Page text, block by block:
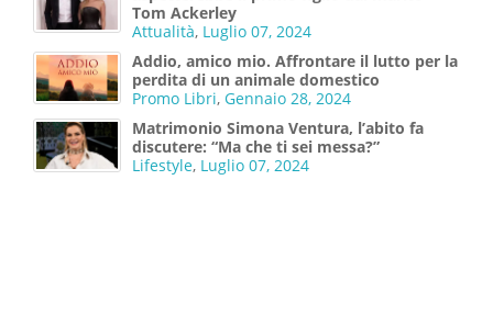
Tom Ackerley
Attualità, Luglio 07, 2024
Addio, amico mio. Affrontare il lutto per la
perdita di un animale domestico
Promo Libri, Gennaio 28, 2024
Matrimonio Simona Ventura, l’abito fa
discutere: “Ma che ti sei messa?”
Lifestyle, Luglio 07, 2024